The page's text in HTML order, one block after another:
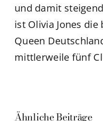
und damit
ist Olivia Jones
Queen
mittlerweile fünf
Ähnliche Beiträge